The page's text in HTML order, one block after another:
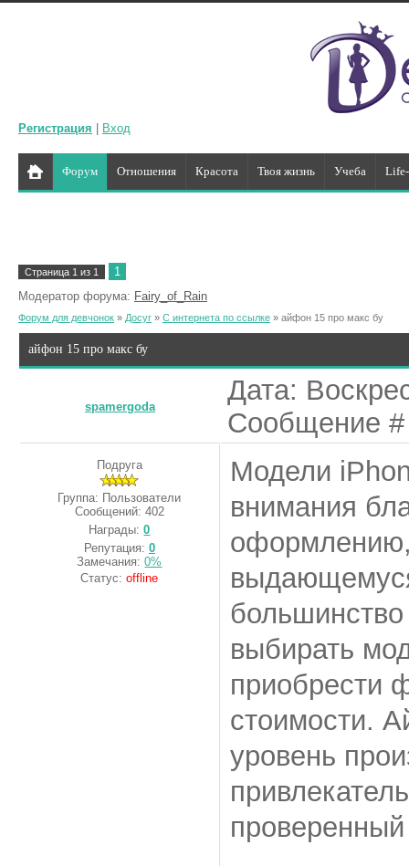
Регистрация Вход
Форум Отношения Красота Твоя жизнь Учеба
Страница 1 из 1
1
Модератор форума: Fairy_of_Rain
Форум для девчонок » Досуг » С интернета по ссылке » айфон 15 про макс бу
айфон 15 про макс бу
spamergoda
Дата:
Сообщение
Подруга
Группа: Пользователи
Сообщений: 402
Награды:0
Репутация: 0
Замечания:0%
Статус:offline
Модели
внимания
оформлению,
выбирать
приобрести
стоимости.
уровень